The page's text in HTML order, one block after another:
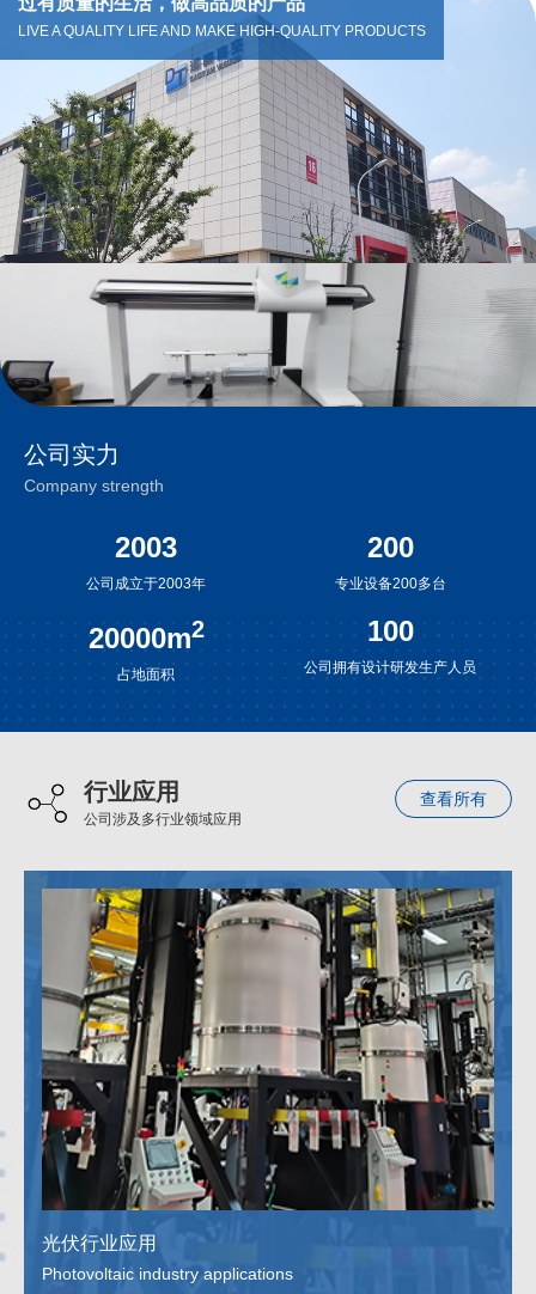
LIVE A QUALITY LIFE AND MAKE HIGH-QUALITY PRODUCTS
公司实力
Company strength
2003
公司成立于2003年
200
专业设备200多台
20000m2
占地面积
100
公司拥有设计研发生产人员
行业应用
公司涉及多行业领域应用
查看所有
光伏行业应用
Photovoltaic industry applications